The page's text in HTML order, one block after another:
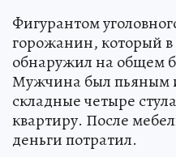
Фигурантом
горожанин, который в
обнаружил на общем
Мужчина был пьяным
складные четыре
квартиру. После
деньги потратил.